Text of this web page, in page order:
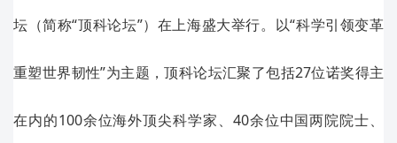
坛（简称“顶科论坛”）在上海盛大举行。以“科学引领变革
重塑世界韧性”为主题，顶科论坛汇聚了包括27位诺奖得主
在内的100余位海外顶尖科学家、40余位中国两院院士、